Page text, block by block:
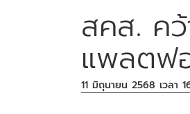
สคส. ค
แพลตฟ
11 มิถุนายน 2568 เวลา